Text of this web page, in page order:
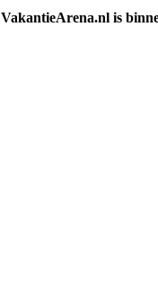
VakantieArena.nl is